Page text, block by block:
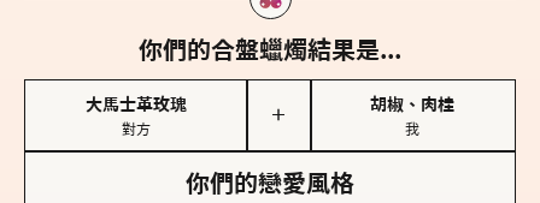
你們的合盤蠟燭結果是...
大馬士革玫瑰
對方
＋
胡椒、肉桂
我
你們的戀愛風格